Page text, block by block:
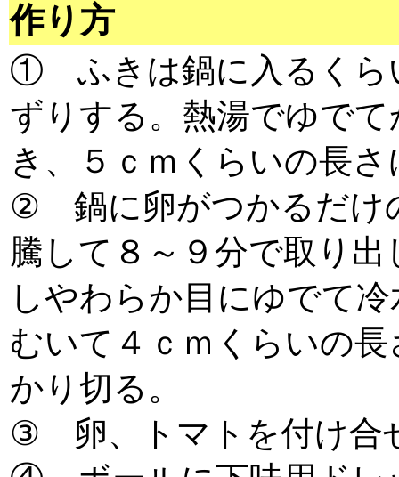
作り方
① ふきは鍋に入るくら
ずりする。熱湯でゆで
き、５ｃｍくらいの長さ
② 鍋に卵がつかるだけ
騰して８～９分で取り
しやわらか目にゆでて
むいて４ｃｍくらい
かり切る。
③ 卵、トマトを付け合